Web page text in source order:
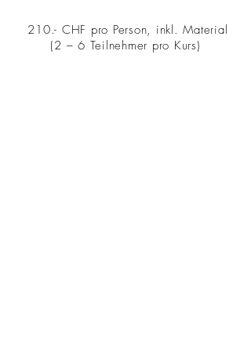
210.- CHF pro Person, inkl. Material
(2 – 6 Teilnehmer pro Kurs)